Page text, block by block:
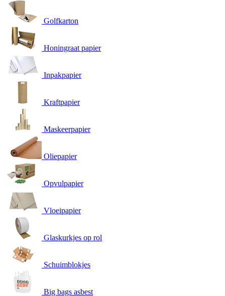
Golfkarton
Honingraat papier
Inpakpapier
Kraftpapier
Maskeerpapier
Oliepapier
Opvulpapier
Vloeipapier
Glaskurkjes op rol
Schuimblokjes
Big bags asbest